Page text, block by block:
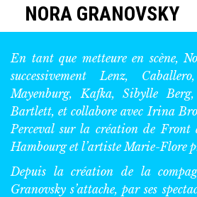
NORA GRANOVSKY
En tant que metteure en scène,
successivement Lenz,
Mayenburg, Kafka, Sibylle
Bartlett, et collabore avec Irina
Perceval sur la création de
Hambourg et l’artiste Marie-Flore
Depuis la création de la
Granovsky s’attache, par ses